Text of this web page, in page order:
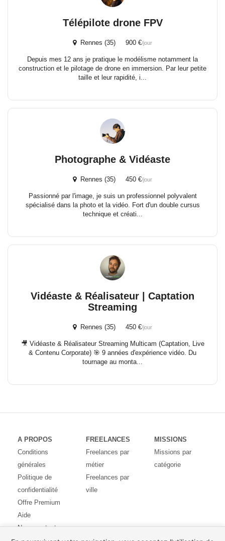
Télépilote drone FPV
Rennes (35) 900 €/jour
Depuis mes 12 ans je pratique le modélisme notamment la
construction et le pilotage de drone en immersion. Par leur petite
taille et leur rapidité, i...
Photographe & Vidéaste
Rennes (35) 450 €/jour
Passionné par l'image, je suis un professionnel polyvalent
spécialisé dans la photo et la vidéo. Fort d'un double cursus
technique et créati...
Vidéaste & Réalisateur | Captation
Streaming
Rennes (35) 450 €/jour
🎥 Vidéaste & Réalisateur Streaming Multicam (Captation, Live
& Contenu Corporate) 🎯 9 années d'expérience vidéo. Du
tournage au monta...
A PROPOS
Conditions
générales
Politique de
confidentialité
Offre Premium
Aide
Nous contacter
FREELANCES
Freelances par
métier
Freelances par
ville
MISSIONS
Missions par
catégorie